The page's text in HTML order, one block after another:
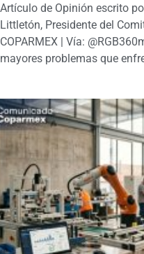
Artículo de Opinión escrito
Littletón, Presidente del
COPARMEX | Vía:
mayores problemas que